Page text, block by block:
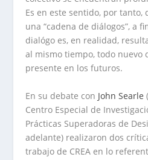
Es en este sentido, por tanto,
una “cadena de diálogos”, a
dialógo es, en realidad,
al mismo tiempo, todo nuevo
presente en los futuros.
En su debate con John Searle
Centro Especial de
Prácticas Superadoras de
adelante) realizaron dos
trabajo de CREA en lo